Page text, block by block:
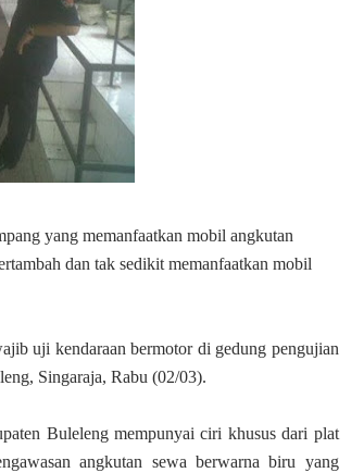
yang memanfaatkan mobil angkutan
dan tak sedikit memanfaatkan mobil
uji kendaraan bermotor di gedung pengujian
Singaraja, Rabu (02/03).
Buleleng mempunyai ciri khusus dari plat
angkutan sewa berwarna biru yang